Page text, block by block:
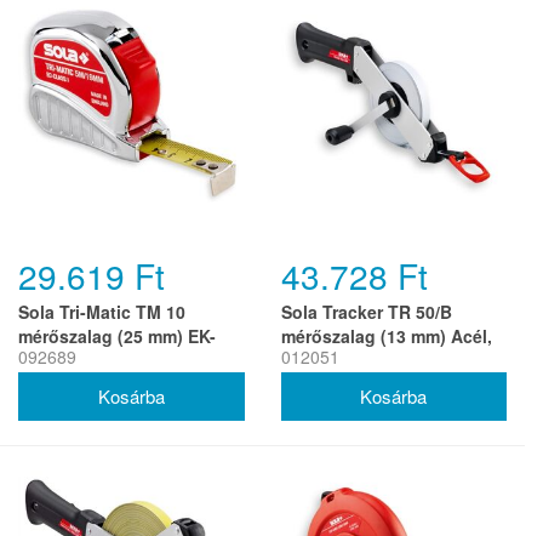
29.619 Ft
Sola Tri-Matic TM 10
mérőszalag (25 mm) EK-
osztály 1 (r)
092689
43.728 Ft
Sola Tracker TR 50/B
mérőszalag (13 mm) Acél,
Multifunkciós akasztó, EK-
012051